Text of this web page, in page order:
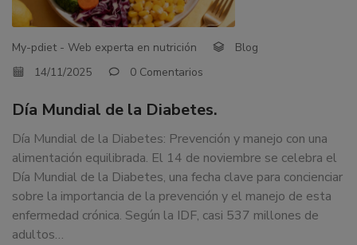
My-pdiet - Web experta en nutrición
Blog
14/11/2025
0 Comentarios
Día Mundial de la Diabetes.
Día Mundial de la Diabetes: Prevención y manejo con una
alimentación equilibrada. El 14 de noviembre se celebra el
Día Mundial de la Diabetes, una fecha clave para concienciar
sobre la importancia de la prevención y el manejo de esta
enfermedad crónica. Según la IDF, casi 537 millones de
adultos…